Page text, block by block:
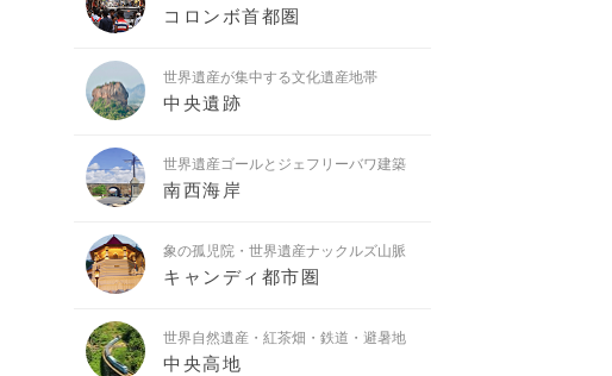
コロンボ首都圏
世界遺産が集中する文化遺産地帯
中央遺跡
世界遺産ゴールとジェフリーバワ建築
南西海岸
象の孤児院・世界遺産ナックルズ山脈
キャンディ都市圏
世界自然遺産・紅茶畑・鉄道・避暑地
中央高地